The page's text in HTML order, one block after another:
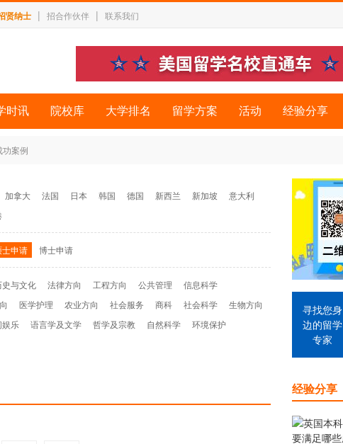
贤纳士 | 招合作伙伴 | 联系我们
时讯 院校库 大学排名 留学方案 活动 经验分享
功案例
加拿大 法国 日本 韩国 德国 新西兰 新加坡
意大利
士申请 博士申请
史与文化 法律方向 工程方向 公共管理
信息科学
医学护理 农业方向 社会服务 商科 社会科学
生物方向
娱乐 语言学及文学 哲学及宗教 自然科学
环境保护
寻找您身
边的留学
专家
经验分享